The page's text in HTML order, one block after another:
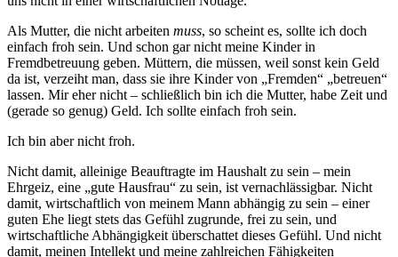
Als Mutter, die nicht arbeiten muss, so scheint es, sollte ich doch
einfach froh sein. Und schon gar nicht meine Kinder in
Fremdbetreuung geben. Müttern, die müssen, weil sonst kein Geld
da ist, verzeiht man, dass sie ihre Kinder von „Fremden“ „betreuen“
lassen. Mir eher nicht – schließlich bin ich die Mutter, habe Zeit und
(gerade so genug) Geld. Ich sollte einfach froh sein.
Ich bin aber nicht froh.
Nicht damit, alleinige Beauftragte im Haushalt zu sein – mein
Ehrgeiz, eine „gute Hausfrau“ zu sein, ist vernachlässigbar. Nicht
damit, wirtschaftlich von meinem Mann abhängig zu sein – einer
guten Ehe liegt stets das Gefühl zugrunde, frei zu sein, und
wirtschaftliche Abhängigkeit überschattet dieses Gefühl. Und nicht
damit, meinen Intellekt und meine zahlreichen Fähigkeiten